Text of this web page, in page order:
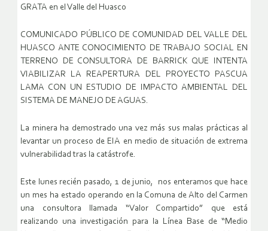
GRATA en el Valle del Huasco
COMUNICADO PÚBLICO DE COMUNIDAD DEL VALLE DEL
HUASCO ANTE CONOCIMIENTO DE TRABAJO SOCIAL EN
TERRENO DE CONSULTORA DE BARRICK QUE INTENTA
VIABILIZAR LA REAPERTURA DEL PROYECTO PASCUA
LAMA CON UN ESTUDIO DE IMPACTO AMBIENTAL DEL
SISTEMA DE MANEJO DE AGUAS.
La minera ha demostrado una vez más sus malas prácticas al
levantar un proceso de EIA en medio de situación de extrema
vulnerabilidad tras la catástrofe.
Este lunes recién pasado, 1 de junio, nos enteramos que hace
un mes ha estado operando en la Comuna de Alto del Carmen
una consultora llamada “Valor Compartido” que está
realizando una investigación para la Línea Base de “Medio